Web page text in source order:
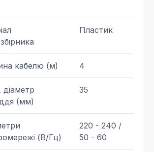
Пластик
кабелю (м) 4
діаметр
(мм)
35
(В/Гц)
220 - 240 /
50 - 60